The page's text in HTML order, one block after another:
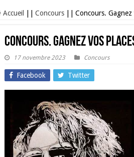
Accueil Concours Concours.
Concours. Gagnez vos
17 novembre 2023 Concours
Facebook Twitter